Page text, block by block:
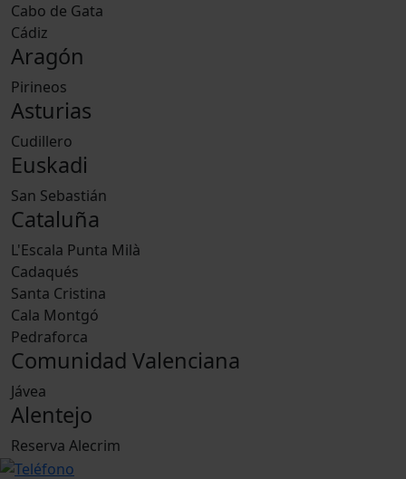
Cabo de Gata
Cádiz
Aragón
Pirineos
Asturias
Cudillero
Euskadi
San Sebastián
Cataluña
L'Escala Punta Milà
Cadaqués
Santa Cristina
Cala Montgó
Pedraforca
Comunidad Valenciana
Jávea
Alentejo
Reserva Alecrim